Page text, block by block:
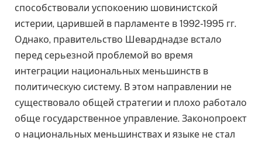
способствовали успокоению шовинистской
истерии, царившей в парламенте в 1992-1995 гг.
Однако, правительство Шеварднадзе встало
перед серьезной проблемой во время
интеграции национальных меньшинств в
политическую систему. В этом направлении не
существовало общей стратегии и плохо работало
обще государственное управление. Законопроект
о национальных меньшинствах и языке не стал